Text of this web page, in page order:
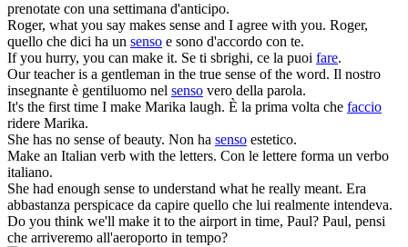
prenotate con una settimana d'anticipo.
Roger, what you say makes sense and I agree with you. Roger,
quello che dici ha un senso e sono d'accordo con te.
If you hurry, you can make it. Se ti sbrighi, ce la puoi fare.
Our teacher is a gentleman in the true sense of the word. Il nostro
insegnante è gentiluomo nel senso vero della parola.
It's the first time I make Marika laugh. È la prima volta che faccio
ridere Marika.
She has no sense of beauty. Non ha senso estetico.
Make an Italian verb with the letters. Con le lettere forma un verbo
italiano.
She had enough sense to understand what he really meant. Era
abbastanza perspicace da capire quello che lui realmente intendeva.
Do you think we'll make it to the airport in time, Paul? Paul, pensi
che arriveremo all'aeroporto in tempo?